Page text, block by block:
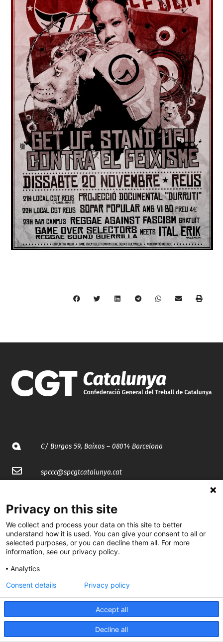
C/ Burgos 59, Baixos – 08014 Barcelona
spccc@spcgtcatalunya.cat
@CGTCatalunya
cgtcatalunya
cgtcatalunya
Desenvolupat per
Privacy on this site
We collect and process your data on this site to better
understand how it is used. You can give your consent to all or
selected purposes, or you can decline them all. For more
information, see our privacy policy.
Analytics
Accept all
Decline all
Consent details Privacy policy